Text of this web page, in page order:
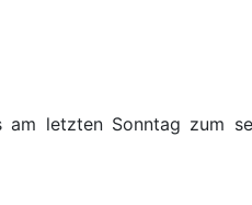
letzten Sonntag zum